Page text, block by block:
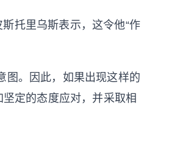
托里乌斯表示，这令他“作
图。因此，如果出现这样的
定的态度应对，并采取相